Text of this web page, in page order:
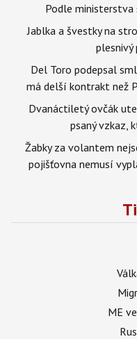
Podle ministerstva
Jablka a švestky na
Del Toro podepsal
má delší kontrakt než
Dvanáctiletý ovčák
psaný vzkaz,
Žabky za volantem
pojišťovna nemusí
ME